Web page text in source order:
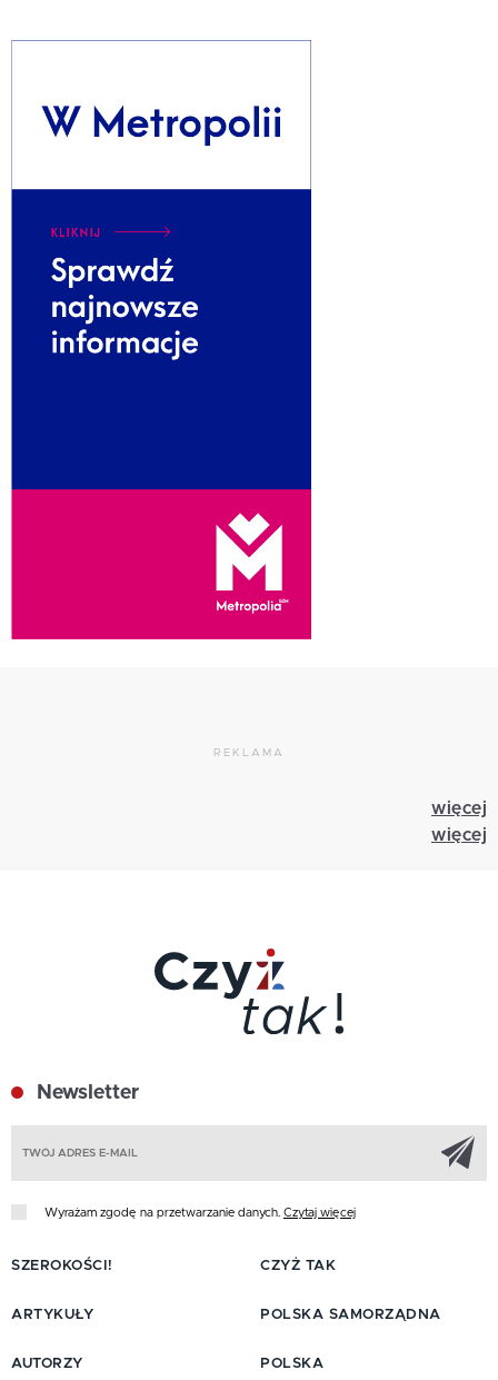
REKLAMA
więcej
więcej
Newsletter
Wyrażam zgodę na przetwarzanie danych. Czytaj więcej
SZEROKOŚCI!
ARTYKUŁY
AUTORZY
CZYŻ TAK
POLSKA SAMORZĄDNA
POLSKA